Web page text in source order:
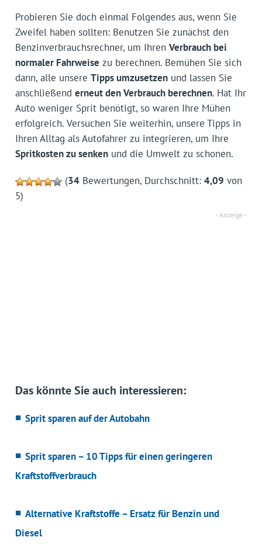
Probieren Sie doch einmal Folgendes aus, wenn Sie
Zweifel haben sollten: Benutzen Sie zunächst den
Benzinverbrauchsrechner, um Ihren Verbrauch bei
normaler Fahrweise zu berechnen. Bemühen Sie sich
dann, alle unsere Tipps umzusetzenund lassen Sie
anschließend erneut den Verbrauch berechnen. Hat Ihr
Auto weniger Sprit benötigt, so waren Ihre Mühen
erfolgreich. Versuchen Sie weiterhin, unsere Tipps in
Ihren Alltag als Autofahrer zu integrieren, um Ihre
Spritkosten zu senkenund die Umwelt zu schonen.
(34Bewertungen, Durchschnitt: 4,09 von
5)
Das könnte Sie auch interessieren:
Sprit sparen auf der Autobahn
Sprit sparen – 10 Tipps für einen geringeren
Kraftstoffverbrauch
Alternative Kraftstoffe – Ersatz für Benzin und
Diesel